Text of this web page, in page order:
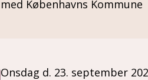
med Københavns Kommune
Onsdag d. 23. september